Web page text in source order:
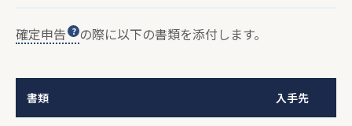
確定申告 の際に以下の書類を添付します。
書類 入手先